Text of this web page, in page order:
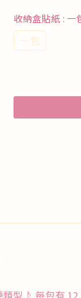
收納盒貼紙 : 一
一包
型♪ 每包有